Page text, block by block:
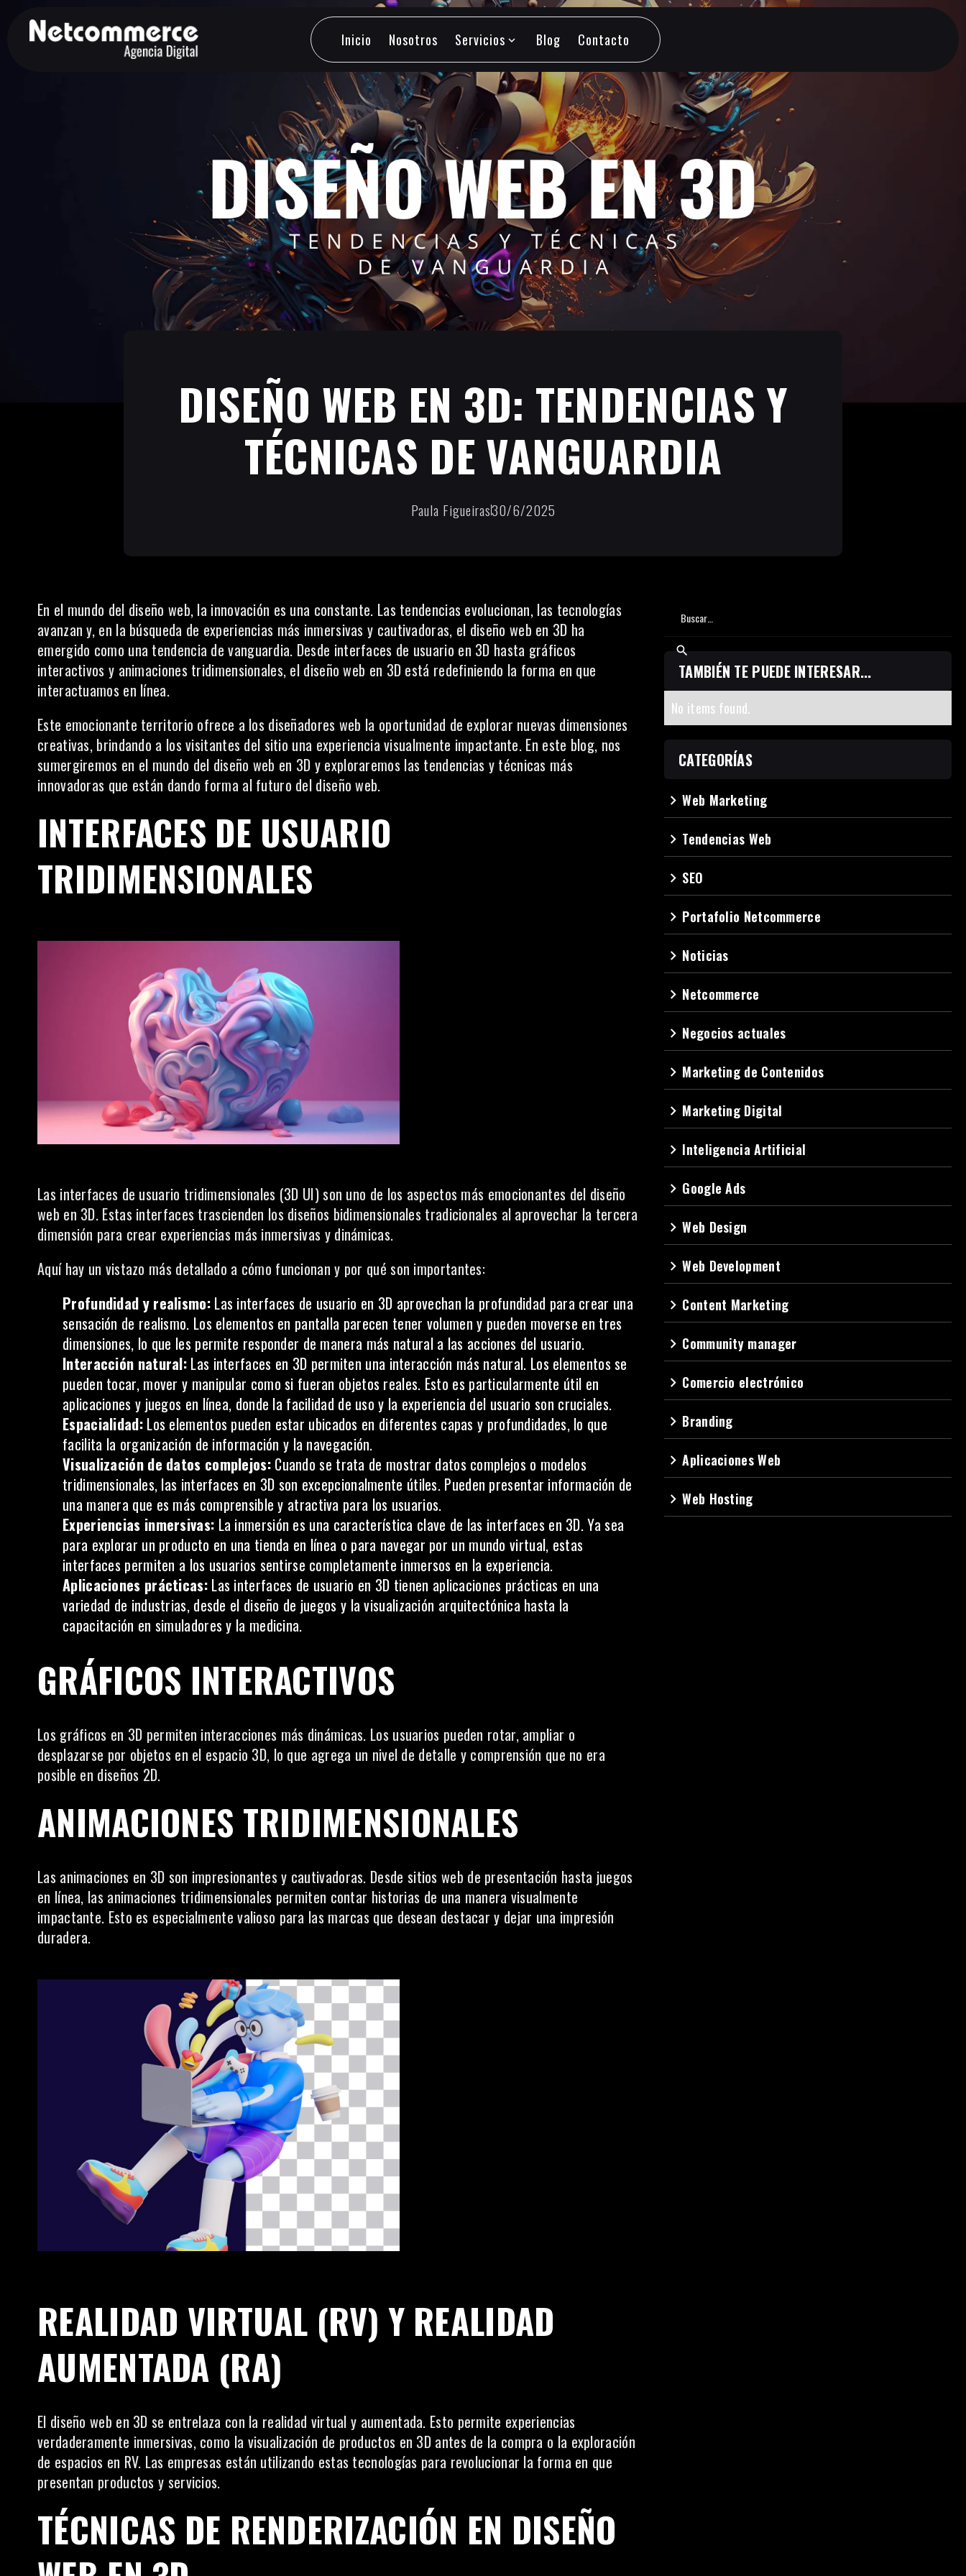
Inicio
Nosotros
Servicios expand_more
Blog
Contacto
DISEÑO WEB EN 3D: TENDENCIAS Y
TÉCNICAS DE VANGUARDIA
Paula Figueiras30/6/2025
En el mundo del diseño web, la innovación es una constante. Las tendencias evolucionan, las tecnologías
avanzan y, en la búsqueda de experiencias más inmersivas y cautivadoras, el diseño web en 3D ha
emergido como una tendencia de vanguardia. Desde interfaces de usuario en 3D hasta gráficos
interactivos y animaciones tridimensionales, el diseño web en 3D está redefiniendo la forma en que
interactuamos en línea.
Este emocionante territorio ofrece a los diseñadores web la oportunidad de explorar nuevas dimensiones
creativas, brindando a los visitantes del sitio una experiencia visualmente impactante. En este blog, nos
sumergiremos en el mundo del diseño web en 3D y exploraremos las tendencias y técnicas más
innovadoras que están dando forma al futuro del diseño web.
INTERFACES DE USUARIO
TRIDIMENSIONALES
Las interfaces de usuario tridimensionales (3D UI) son uno de los aspectos más emocionantes del diseño
web en 3D. Estas interfaces trascienden los diseños bidimensionales tradicionales al aprovechar la tercera
dimensión para crear experiencias más inmersivas y dinámicas.
Aquí hay un vistazo más detallado a cómo funcionan y por qué son importantes:
Profundidad y realismo:Las interfaces de usuario en 3D aprovechan la profundidad para crear una
sensación de realismo. Los elementos en pantalla parecen tener volumen y pueden moverse en tres
dimensiones, lo que les permite responder de manera más natural a las acciones del usuario.
Interacción natural: Las interfaces en 3D permiten una interacción más natural. Los elementos se
pueden tocar, mover y manipular como si fueran objetos reales. Esto es particularmente útil en
aplicaciones y juegos en línea, donde la facilidad de uso y la experiencia del usuario son cruciales.
Espacialidad:Los elementos pueden estar ubicados en diferentes capas y profundidades, lo que
facilita la organización de información y la navegación.
Visualización de datos complejos:Cuando se trata de mostrar datos complejos o modelos
tridimensionales, las interfaces en 3D son excepcionalmente útiles. Pueden presentar información de
una manera que es más comprensible y atractiva para los usuarios.
Experiencias inmersivas: La inmersión es una característica clave de las interfaces en 3D. Ya sea
para explorar un producto en una tienda en línea o para navegar por un mundo virtual, estas
interfaces permiten a los usuarios sentirse completamente inmersos en la experiencia.
Aplicaciones prácticas:Las interfaces de usuario en 3D tienen aplicaciones prácticas en una
variedad de industrias, desde el diseño de juegos y la visualización arquitectónica hasta la
capacitación en simuladores y la medicina.
GRÁFICOS INTERACTIVOS
Los gráficos en 3D permiten interacciones más dinámicas. Los usuarios pueden rotar, ampliar o
desplazarse por objetos en el espacio 3D, lo que agrega un nivel de detalle y comprensión que no era
posible en diseños 2D.
ANIMACIONES TRIDIMENSIONALES
Las animaciones en 3D son impresionantes y cautivadoras. Desde sitios web de presentación hasta juegos
en línea, las animaciones tridimensionales permiten contar historias de una manera visualmente
impactante. Esto es especialmente valioso para las marcas que desean destacar y dejar una impresión
duradera.
REALIDAD VIRTUAL (RV) Y REALIDAD
AUMENTADA (RA)
El diseño web en 3D se entrelaza con la realidad virtual y aumentada. Esto permite experiencias
verdaderamente inmersivas, como la visualización de productos en 3D antes de la compra o la exploración
de espacios en RV. Las empresas están utilizando estas tecnologías para revolucionar la forma en que
presentan productos y servicios.
TÉCNICAS DE RENDERIZACIÓN EN DISEÑO
TAMBIÉN TE PUEDE INTERESAR...
No items found.
CATEGORÍAS
navigate_nextWeb Marketing
navigate_next Tendencias Web
navigate_next SEO
navigate_next Portafolio Netcommerce
navigate_next Noticias
navigate_next Netcommerce
navigate_next Negocios actuales
navigate_next Marketing de Contenidos
navigate_next Marketing Digital
navigate_next Inteligencia Artificial
navigate_next Google Ads
navigate_nextWeb Design
navigate_nextWeb Development
navigate_next Content Marketing
navigate_next Community manager
navigate_next Comercio electrónico
navigate_next Branding
navigate_nextAplicaciones Web
navigate_nextWeb Hosting